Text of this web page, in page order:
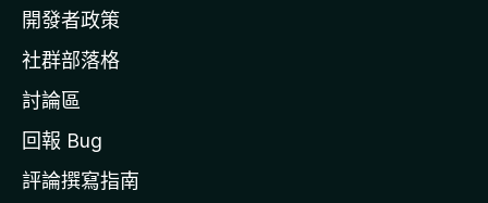
網
開發者政策
社群部落格
討論區
回報 Bug
評論撰寫指南